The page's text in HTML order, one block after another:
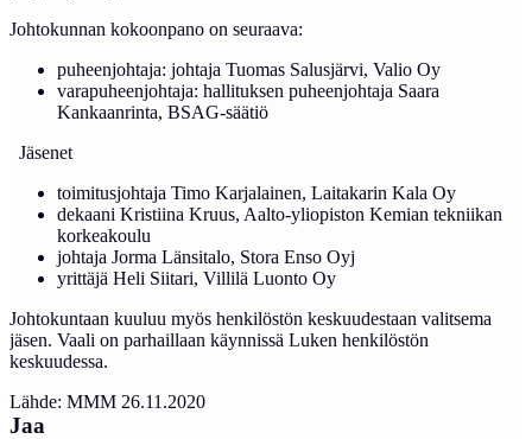
Johtokunnan kokoonpano on seuraava:
puheenjohtaja: johtaja Tuomas Salusjärvi, Valio Oy
varapuheenjohtaja: hallituksen puheenjohtaja Saara
Kankaanrinta, BSAG-säätiö
Jäsenet
toimitusjohtaja Timo Karjalainen, Laitakarin Kala Oy
dekaani Kristiina Kruus, Aalto-yliopiston Kemian tekniikan
korkeakoulu
johtaja Jorma Länsitalo, Stora Enso Oyj
yrittäjä Heli Siitari, Villilä Luonto Oy
Johtokuntaan kuuluu myös henkilöstön keskuudestaan valitsema
jäsen. Vaali on parhaillaan käynnissä Luken henkilöstön
keskuudessa.
Lähde: MMM 26.11.2020
Jaa